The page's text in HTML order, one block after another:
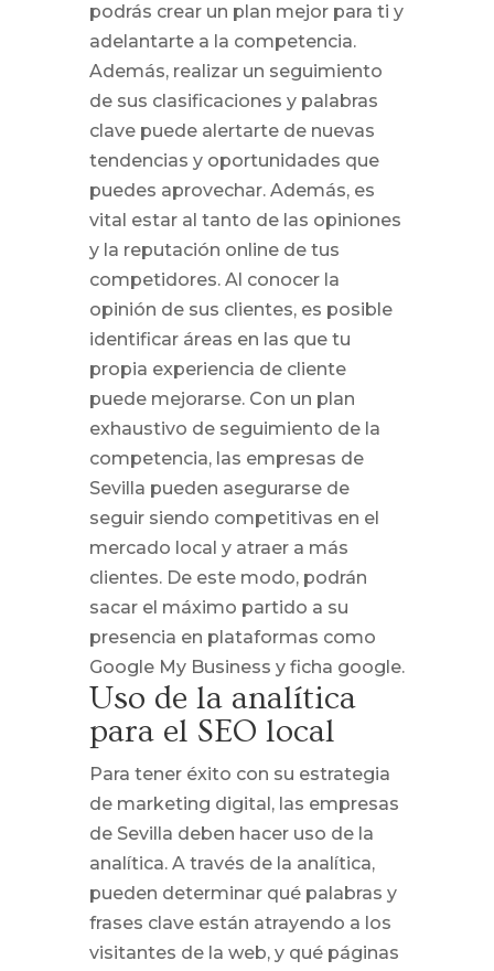
podrás crear un plan mejor para ti y
adelantarte a la competencia.
Además, realizar un seguimiento
de sus clasificaciones y palabras
clave puede alertarte de nuevas
tendencias y oportunidades que
puedes aprovechar. Además, es
vital estar al tanto de las opiniones
y la reputación online de tus
competidores. Al conocer la
opinión de sus clientes, es posible
identificar áreas en las que tu
propia experiencia de cliente
puede mejorarse. Con un plan
exhaustivo de seguimiento de la
competencia, las empresas de
Sevilla pueden asegurarse de
seguir siendo competitivas en el
mercado local y atraer a más
clientes. De este modo, podrán
sacar el máximo partido a su
presencia en plataformas como
Google My Business y ficha google.
Uso de la analítica
para el SEO local
Para tener éxito con su estrategia
de marketing digital, las empresas
de Sevilla deben hacer uso de la
analítica. A través de la analítica,
pueden determinar qué palabras y
frases clave están atrayendo a los
visitantes de la web, y qué páginas